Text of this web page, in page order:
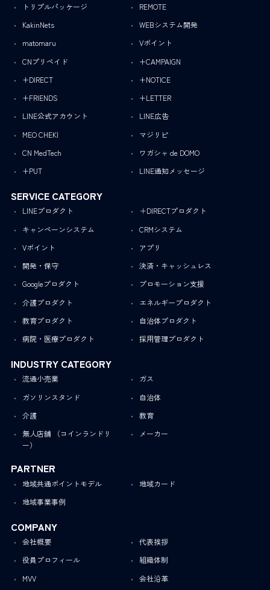
トリプルパッケージ
REMOTE
KakinNets
WEBシステム開発
matomaru
Vポイント
CNプリペイド
+CAMPAIGN
+DIRECT
+NOTICE
+FRIENDS
+LETTER
LINE公式アカウント
LINE広告
MEO CHEKI
マジリピ
CN MedTech
ワガシャ de DOMO
+PUT
LINE通知メッセージ
SERVICE CATEGORY
LINEプロダクト
＋DIRECTプロダクト
キャンペーンシステム
CRMシステム
Vポイント
アプリ
開発・保守
決済・キャッシュレス
Googleプロダクト
プロモーション支援
介護プロダクト
エネルギープロダクト
教育プロダクト
自治体プロダクト
病院・医療プロダクト
採用管理プロダクト
INDUSTRY CATEGORY
流通小売業
ガス
ガソリンスタンド
自治体
介護
教育
無人店舗 （コインランドリ
ー）
メーカー
PARTNER
地域共通ポイントモデル
地域カード
地域事業事例
COMPANY
会社概要
代表挨拶
役員プロフィール
組織体制
MVV
会社沿革